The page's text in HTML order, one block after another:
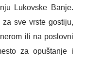
Lukovske Banje.
sve vrste gostiju,
ili na poslovni
za opuštanje i